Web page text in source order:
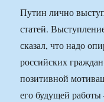
Путин лично
статей.
сказал, что надо
российских
позитивной
его будущей